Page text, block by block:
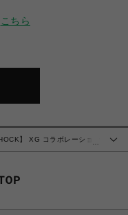
こちら
…
】 XG コラボレーション